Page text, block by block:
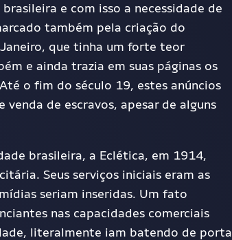
e com isso a necessidade de
arcado também pela criação do
que tinha um forte teor
e ainda trazia em suas páginas os
o fim do século 19, estes anúncios
de escravos, apesar de alguns
brasileira, a Eclética, em 1914,
Seus serviços iniciais eram as
seriam inseridas. Um fato
nas capacidades comerciais
literalmente iam batendo de porta